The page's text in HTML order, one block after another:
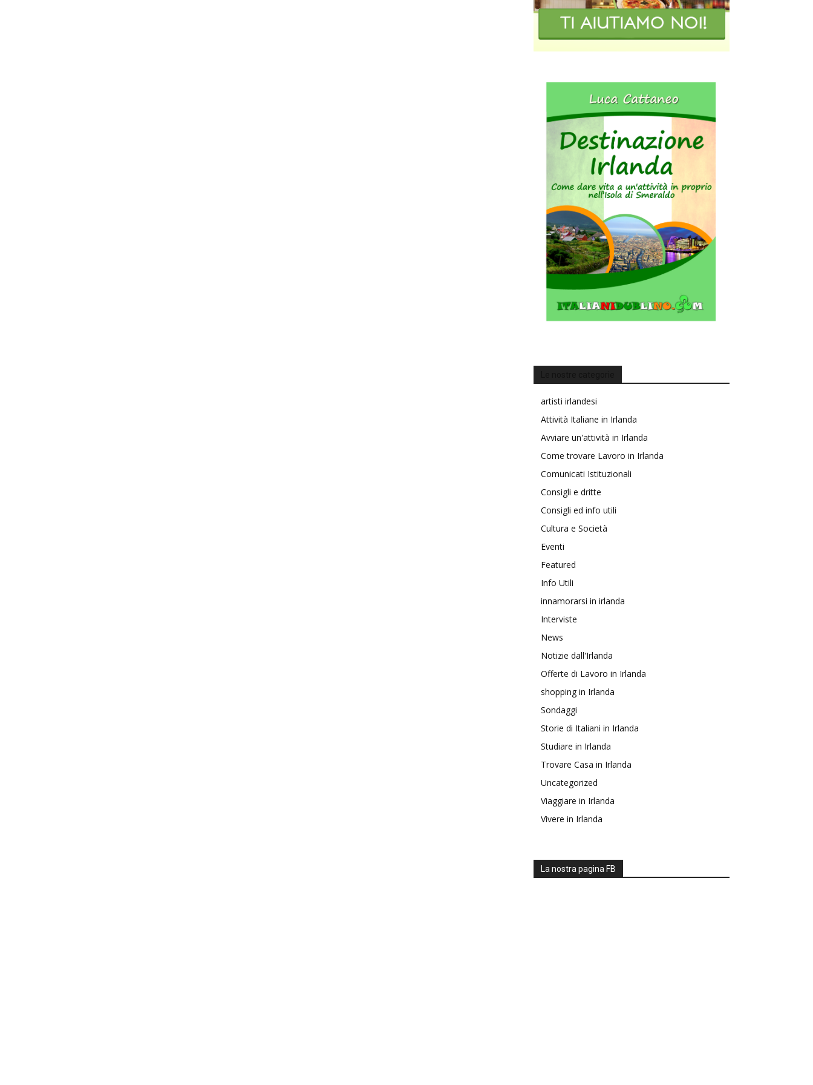
artisti irlandesi
Attività Italiane in Irlanda
Avviare un'attività in Irlanda
Come trovare Lavoro in Irlanda
Comunicati Istituzionali
Consigli e dritte
Consigli ed info utili
Cultura e Società
Eventi
Featured
Info Utili
innamorarsi in irlanda
Interviste
News
Notizie dall'Irlanda
Offerte di Lavoro in Irlanda
shopping in Irlanda
Sondaggi
Storie di Italiani in Irlanda
Studiare in Irlanda
Trovare Casa in Irlanda
Uncategorized
Viaggiare in Irlanda
Vivere in Irlanda
La nostra pagina FB